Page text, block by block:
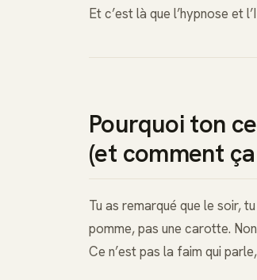
Et c’est là que l’hypnose et
Pourquoi ton
(et comment
Tu as remarqué que le soir,
pomme, pas une carotte.
Ce n’est pas la faim qui